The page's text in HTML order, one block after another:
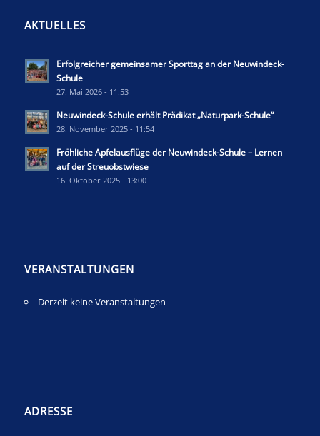
AKTUELLES
Erfolgreicher gemeinsamer Sporttag an der Neuwindeck-
Schule
27. Mai 2026 - 11:53
Neuwindeck-Schule erhält Prädikat „Naturpark-Schule“
28. November 2025 - 11:54
Fröhliche Apfelausflüge der Neuwindeck-Schule – Lernen
auf der Streuobstwiese
16. Oktober 2025 - 13:00
VERANSTALTUNGEN
Derzeit keine Veranstaltungen
ADRESSE